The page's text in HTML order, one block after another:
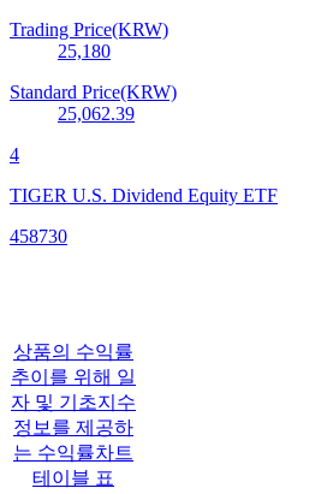
Trading Price(KRW)
25,180
Standard Price(KRW)
25,062.39
4
TIGER U.S. Dividend Equity ETF
458730
상품의 수익률
추이를 위해 일
자 및 기초지수
정보를 제공하
는 수익률차트
테이블 표